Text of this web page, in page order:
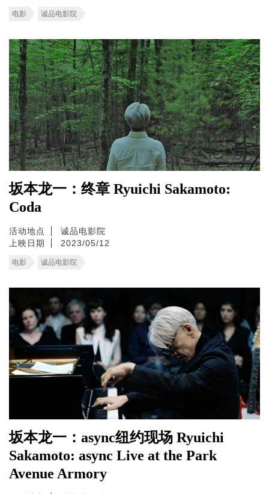
电影 诚品电影院
坂本龙一：终章 Ryuichi Sakamoto:
Coda
活动地点
诚品电影院
上映日期
2023/05/12
电影 诚品电影院
坂本龙一：async纽约现场 Ryuichi
Sakamoto: async Live at the Park
Avenue Armory